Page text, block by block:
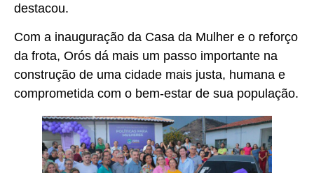
destacou.
Com a inauguração da Casa da Mulher e o reforço
da frota, Orós dá mais um passo importante na
construção de uma cidade mais justa, humana e
comprometida com o bem-estar de sua população.